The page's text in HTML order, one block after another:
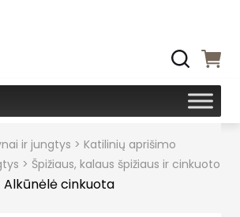
ir jungtys > Katilinių aprišimo
> Špižiaus, kalaus špižiaus ir cinkuoto
Alkūnėlė cinkuota